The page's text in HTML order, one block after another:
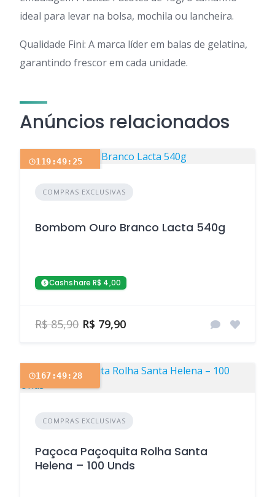
ideal para levar na bolsa, mochila ou lancheira.
Qualidade Fini: A marca líder em balas de gelatina,
garantindo frescor em cada unidade.
Anúncios relacionados
119:49:25
COMPRAS EXCLUSIVAS
Bombom Ouro Branco Lacta 540g
Cashshare R$ 4,00
R$ 85,90 R$ 79,90
167:49:28
COMPRAS EXCLUSIVAS
Paçoca Paçoquita Rolha Santa
Helena – 100 Unds